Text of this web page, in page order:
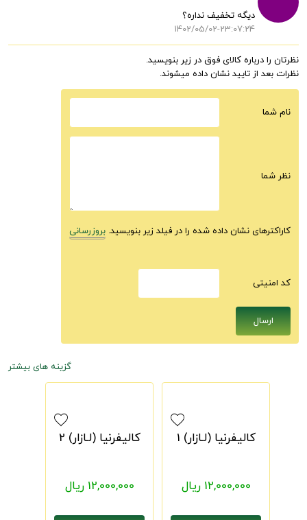
دیگه تخفیف نداره؟
1402/05/02-23:07:24
نظرتان را درباره کالای فوق در زیر بنویسید.
نظرات بعد از تایید نشان داده میشوند.
نام شما
نظر شما
کاراکترهای نشان داده شده را در فیلد زیر بنویسید. بروزرسانی
كد امنيتى
گزینه های بیشتر
کالیفرنیا (لـازار) 1
12,000,000 ریال
کالیفرنیا (لـازار) 2
12,000,000 ریال